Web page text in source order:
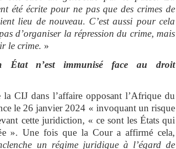
été écrite pour ne pas que des crimes de
lieu de nouveau. C’est aussi pour cela
d’organiser la répression du crime, mais
le crime. »
État n’est immunisé face au droit
CIJ dans l’affaire opposant l’Afrique du
le 26 janvier 2024 « invoquant un risque
cette juridiction, « ce sont les États qui
». Une fois que la Cour a affirmé cela,
un régime juridique à l’égard de